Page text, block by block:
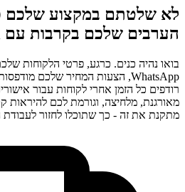
לא שלטתם במקצוע שלכם
הערבים שלכם בקרבות עם Excel.
בואו נהיה כנים. כרגע, פרטי הלקוחות
רודפים כל הזמן אחרי לקוחות עבור
מתקנת את זה - כך שתוכלו לחזור